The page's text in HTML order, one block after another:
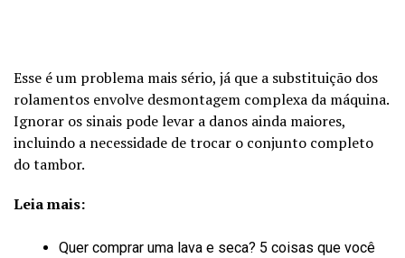
Esse é um problema mais sério, já que a substituição dos
rolamentos envolve desmontagem complexa da máquina.
Ignorar os sinais pode levar a danos ainda maiores,
incluindo a necessidade de trocar o conjunto completo
do tambor.
Leia mais:
Quer comprar uma lava e seca? 5 coisas que você